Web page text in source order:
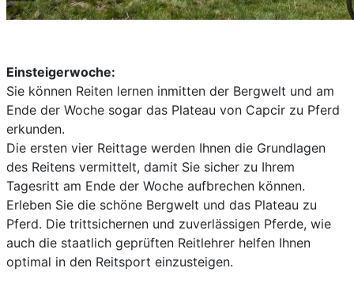
Einsteigerwoche:
Sie können Reiten lernen inmitten der Bergwelt und am
Ende der Woche sogar das Plateau von Capcir zu Pferd
erkunden.
Die ersten vier Reittage werden Ihnen die Grundlagen
des Reitens vermittelt, damit Sie sicher zu Ihrem
Tagesritt am Ende der Woche aufbrechen können.
Erleben Sie die schöne Bergwelt und das Plateau zu
Pferd. Die trittsichernen und zuverlässigen Pferde, wie
auch die staatlich geprüften Reitlehrer helfen Ihnen
optimal in den Reitsport einzusteigen.